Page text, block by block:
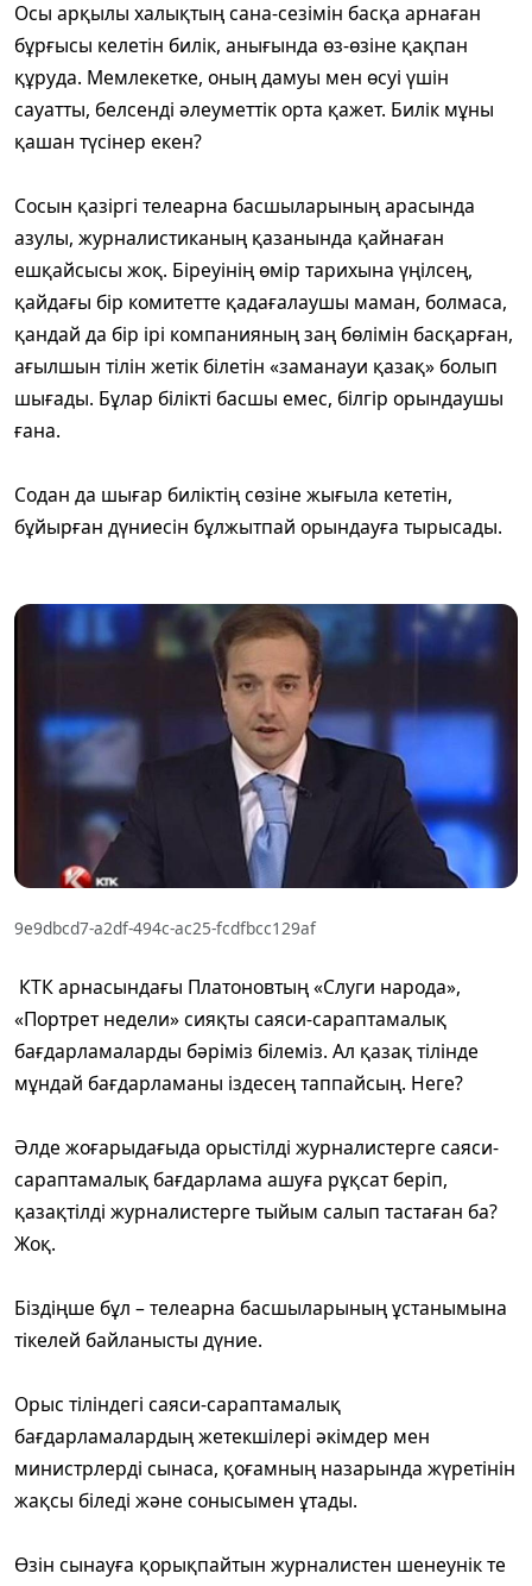
Осы арқылы халықтың сана-сезімін басқа арнаған
бұрғысы келетін билік, анығында өз-өзіне қақпан
құруда. Мемлекетке, оның дамуы мен өсуі үшін
сауатты, белсенді әлеуметтік орта қажет. Билік мұны
қашан түсінер екен?
Сосын қазіргі телеарна басшыларының арасында
азулы, журналистиканың қазанында қайнаған
ешқайсысы жоқ. Біреуінің өмір тарихына үңілсең,
қайдағы бір комитетте қадағалаушы маман, болмаса,
қандай да бір ірі компанияның заң бөлімін басқарған,
ағылшын тілін жетік білетін «заманауи қазақ» болып
шығады. Бұлар білікті басшы емес, білгір орындаушы
ғана.
Содан да шығар биліктің сөзіне жығыла кететін,
бұйырған дүниесін бұлжытпай орындауға тырысады.
9e9dbcd7-a2df-494c-ac25-fcdfbcc129af
КТК арнасындағы Платоновтың «Слуги народа»,
«Портрет недели» сияқты саяси-сараптамалық
бағдарламаларды бәріміз білеміз. Ал қазақ тілінде
мұндай бағдарламаны іздесең таппайсың. Неге?
Әлде жоғарыдағыда орыстілді журналистерге саяси-
сараптамалық бағдарлама ашуға рұқсат беріп,
қазақтілді журналистерге тыйым салып тастаған ба?
Жоқ.
Біздіңше бұл – телеарна басшыларының ұстанымына
тікелей байланысты дүние.
Орыс тіліндегі саяси-сараптамалық
бағдарламалардың жетекшілері әкімдер мен
министрлерді сынаса, қоғамның назарында жүретінін
жақсы біледі және сонысымен ұтады.
Өзін сынауға қорықпайтын журналистен шенеунік те